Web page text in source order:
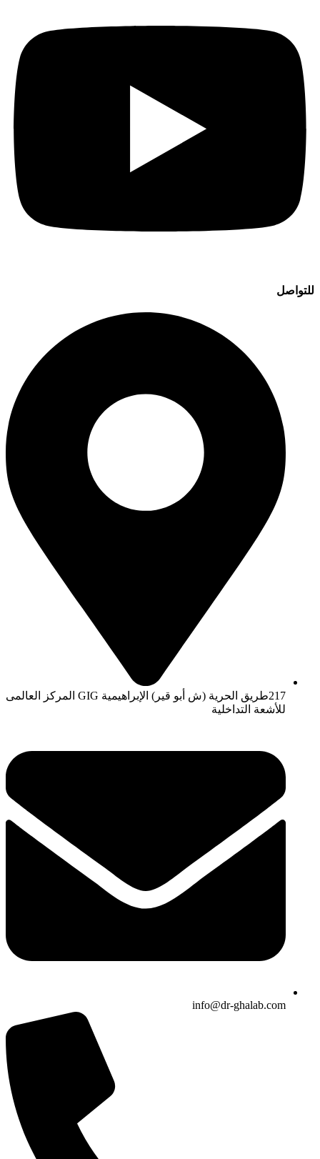
للتواصل
217طريق الحرية (ش أبو قير) الإبراهيمية GIG المركز العالمى
للأشعة التداخلية
info@dr-ghalab.com